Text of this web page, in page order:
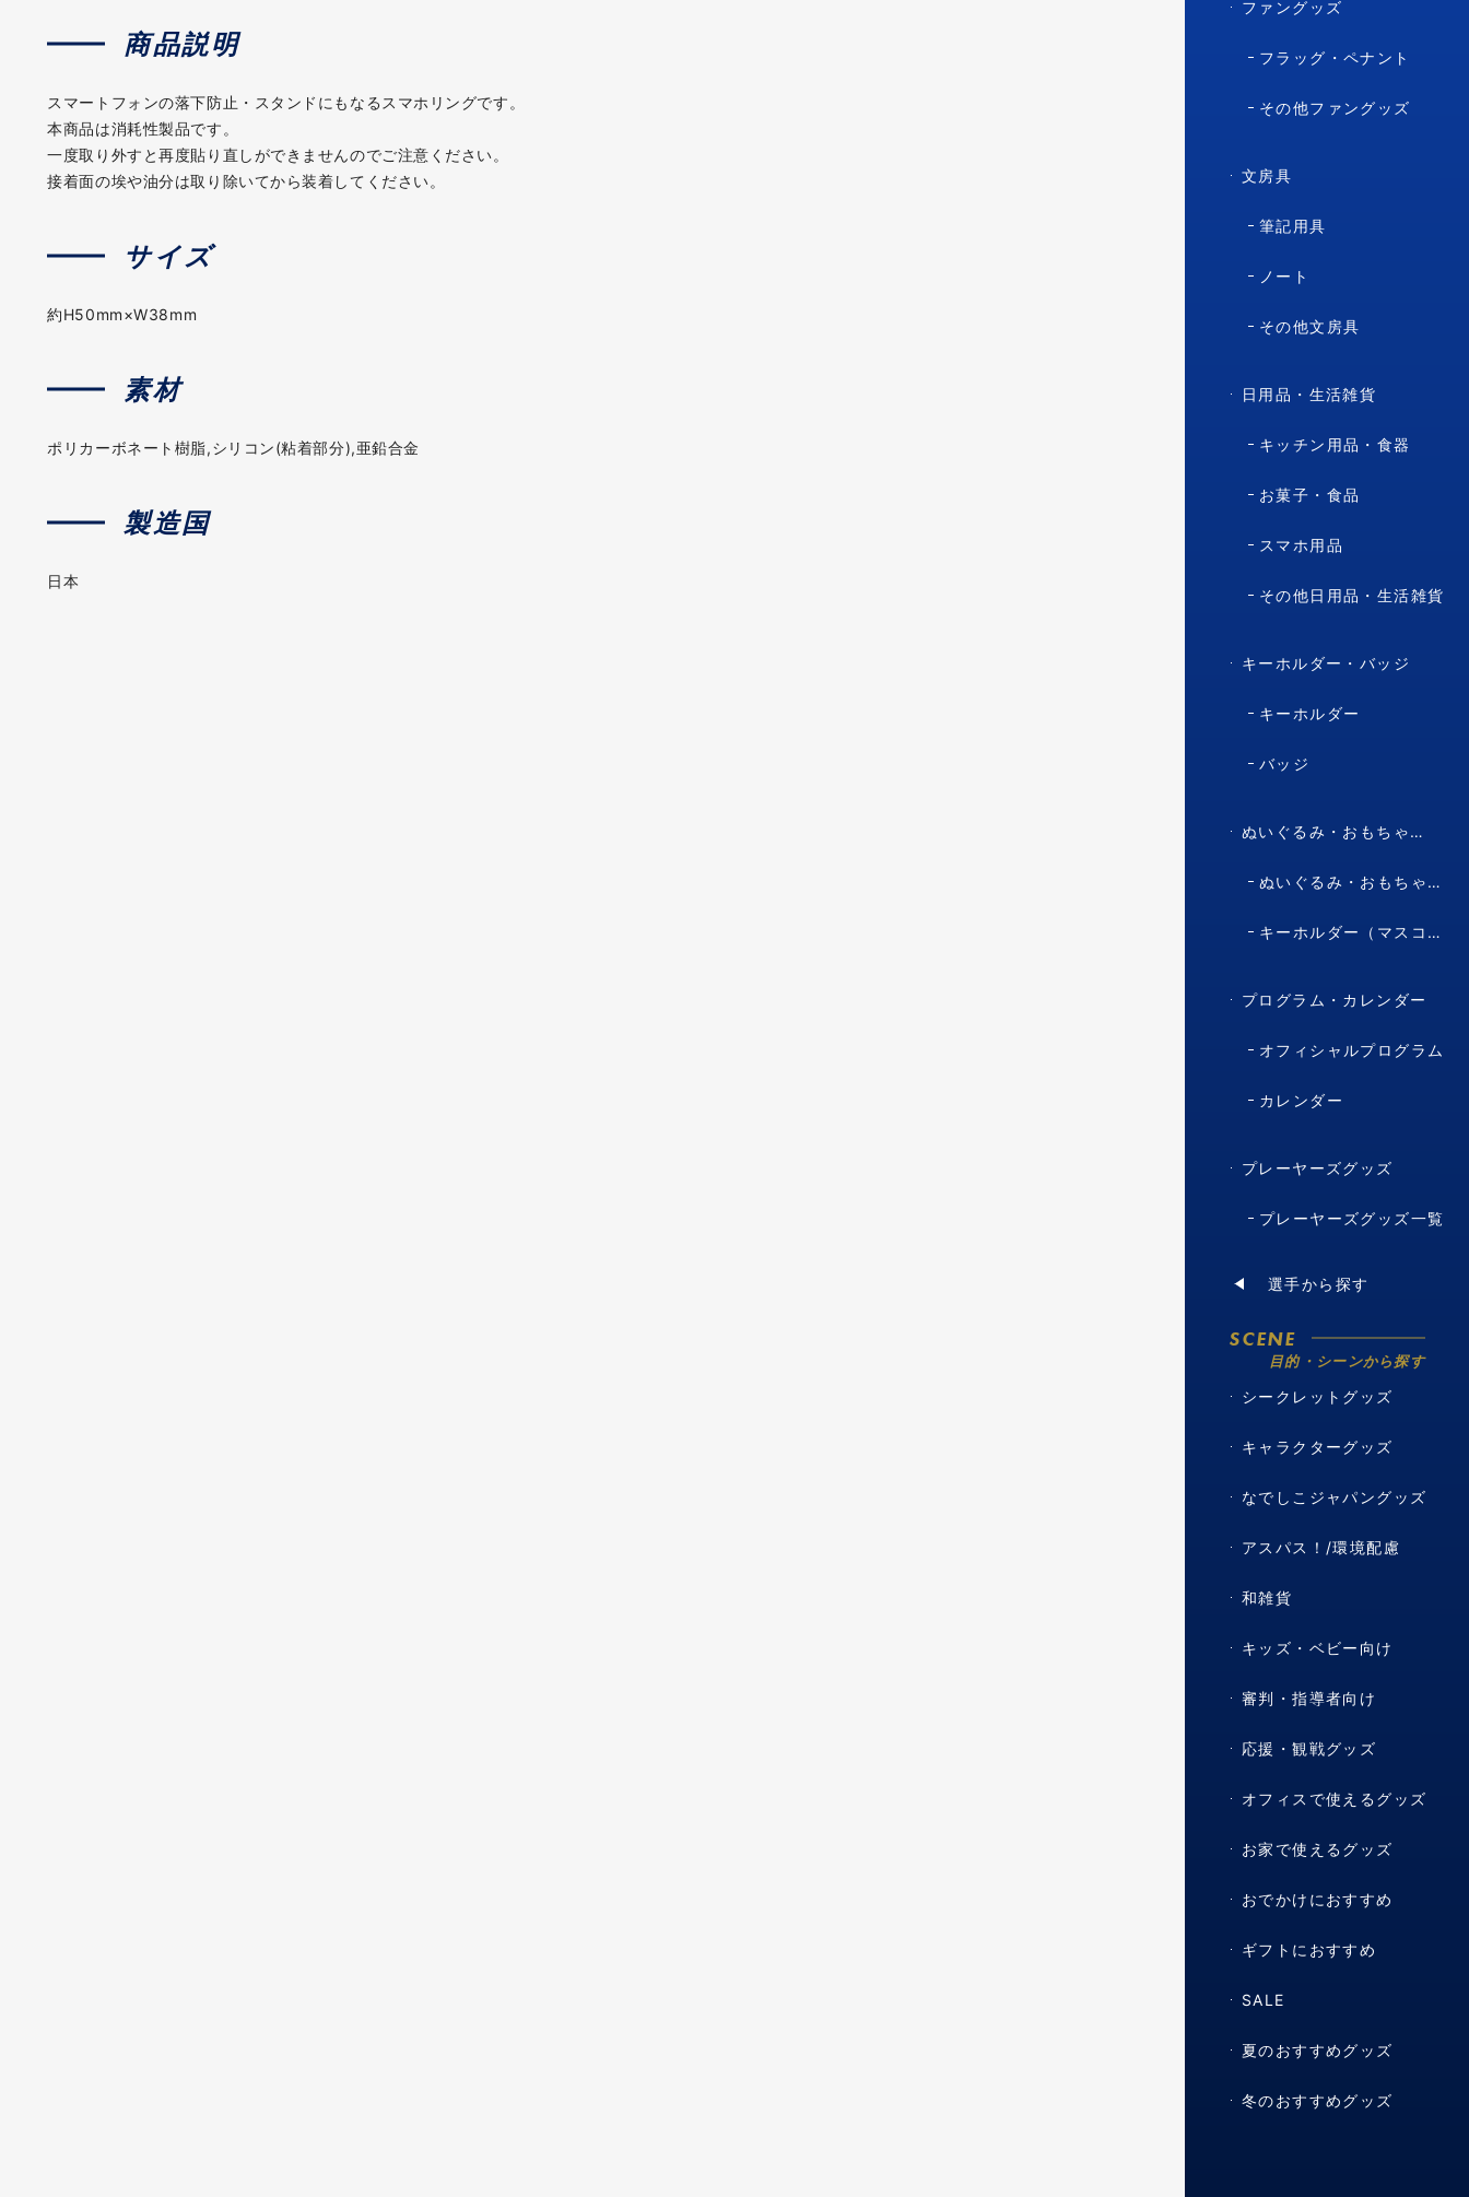
商品説明
スマートフォンの落下防止・スタンドにもなるスマホリングです。
本商品は消耗性製品です。
一度取り外すと再度貼り直しができませんのでご注意ください。
接着面の埃や油分は取り除いてから装着してください。
サイズ
約H50mm×W38mm
素材
ポリカーボネート樹脂,シリコン(粘着部分),亜鉛合金
製造国
日本
ファングッズ
フラッグ・ペナント
その他ファングッズ
文房具
筆記用具
ノート
その他文房具
日用品・生活雑貨
キッチン用品・食器
お菓子・食品
スマホ用品
その他日用品・生活雑貨
キーホルダー・バッジ
キーホルダー
バッジ
ぬいぐるみ・おもちゃ・マスコット・キャラクター
ぬいぐるみ・おもちゃ（マスコット・キャラクター）
キーホルダー（マスコット・キャラクター）
プログラム・カレンダー
オフィシャルプログラム
カレンダー
プレーヤーズグッズ
プレーヤーズグッズ一覧
選手から探す
SCENE
目的・シーンから探す
シークレットグッズ
キャラクターグッズ
なでしこジャパングッズ
アスパス！/環境配慮
和雑貨
キッズ・ベビー向け
審判・指導者向け
応援・観戦グッズ
オフィスで使えるグッズ
お家で使えるグッズ
おでかけにおすすめ
ギフトにおすすめ
SALE
夏のおすすめグッズ
冬のおすすめグッズ